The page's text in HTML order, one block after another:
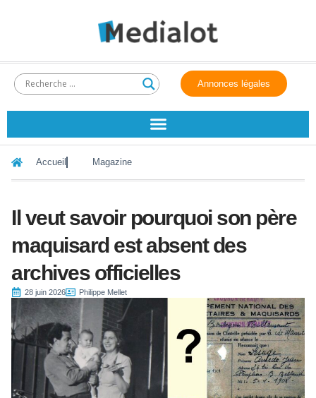
Annonces légales
Accueil Magazine
Il veut savoir pourquoi son père
maquisard est absent des
archives officielles
28 juin 2026 Philippe Mellet